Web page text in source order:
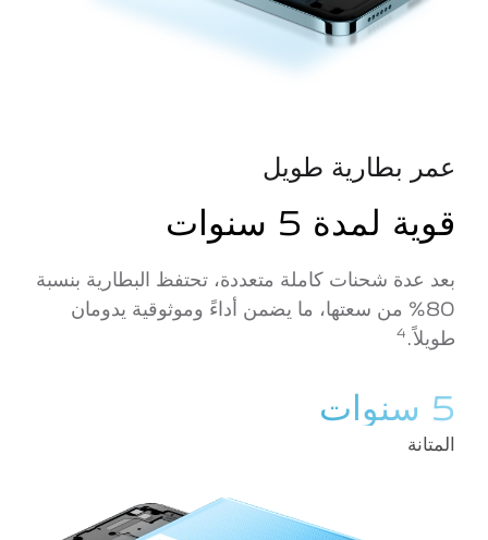
عمر بطارية طويل
قوية لمدة 5 سنوات
بعد عدة شحنات كاملة متعددة، تحتفظ البطارية بنسبة
80% من سعتها، ما يضمن أداءً وموثوقية يدومان
طويلاً. 4
5 سنوات
المتانة